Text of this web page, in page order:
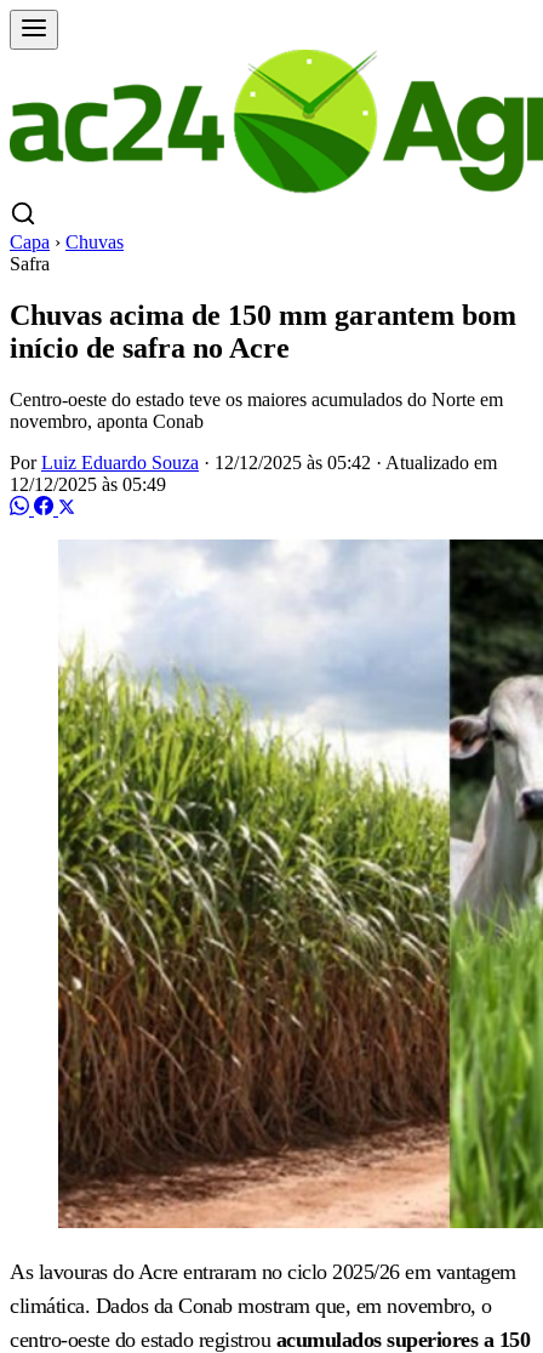
Capa › Chuvas
Safra
Chuvas acima de 150 mm garantem bom
início de safra no Acre
Centro-oeste do estado teve os maiores acumulados do Norte em
novembro, aponta Conab
PorLuiz Eduardo Souza · 12/12/2025 às 05:42 · Atualizado em
12/12/2025 às 05:49
As lavouras do Acre entraram no ciclo 2025/26 em vantagem
climática. Dados da Conab mostram que, em novembro, o
centro-oeste do estado registrou acumulados superiores a 150